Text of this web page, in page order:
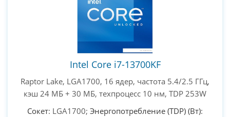
Intel Core i7-13700KF
Raptor Lake, LGA1700, 16 ядер, частота 5.4/2.5 ГГц,
кэш 24 МБ + 30 МБ, техпроцесс 10 нм, TDP 253W
Сокет: LGA1700; Энергопотребление (TDP) (Вт):